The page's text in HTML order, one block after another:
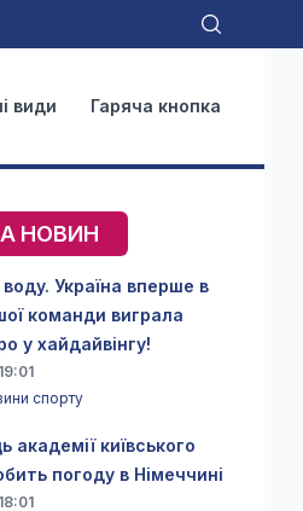
види Гаряча кнопка
НОВИН
Україна вперше в
команди виграла
у хайдайвінгу!
спорту
академії київського
погоду в Німеччині